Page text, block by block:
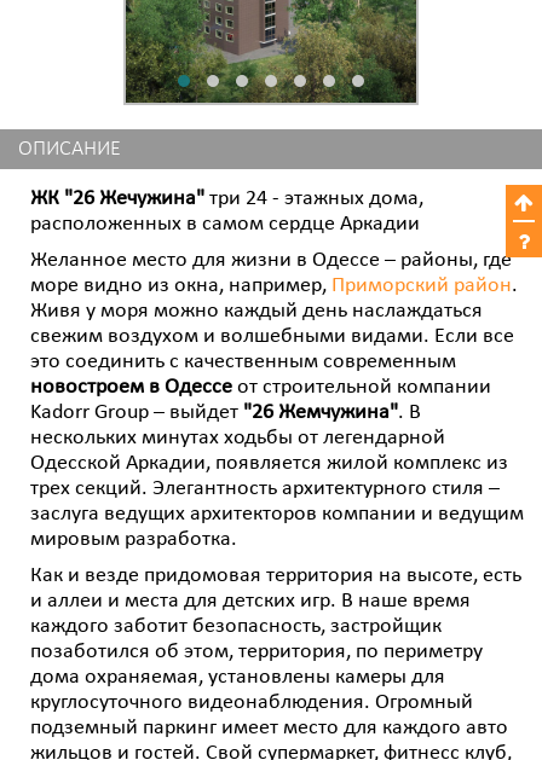
ОПИСАНИЕ
ЖК "26 Жечужина" три 24 - этажных дома,
расположенных в самом сердце Аркадии
Желанное место для жизни в Одессе – районы, где
море видно из окна, например, Приморский район.
Живя у моря можно каждый день наслаждаться
свежим воздухом и волшебными видами. Если все
это соединить с качественным современным
новостроем в Одессе от строительной компании
Kadorr Group – выйдет "26 Жемчужина". В
нескольких минутах ходьбы от легендарной
Одесской Аркадии, появляется жилой комплекс из
трех секций. Элегантность архитектурного стиля –
заслуга ведущих архитекторов компании и ведущим
мировым разработка.
Как и везде придомовая территория на высоте, есть
и аллеи и места для детских игр. В наше время
каждого заботит безопасность, застройщик
позаботился об этом, территория, по периметру
дома охраняемая, установлены камеры для
круглосуточного видеонаблюдения. Огромный
подземный паркинг имеет место для каждого авто
жильцов и гостей. Свой супермаркет, фитнесс клуб,